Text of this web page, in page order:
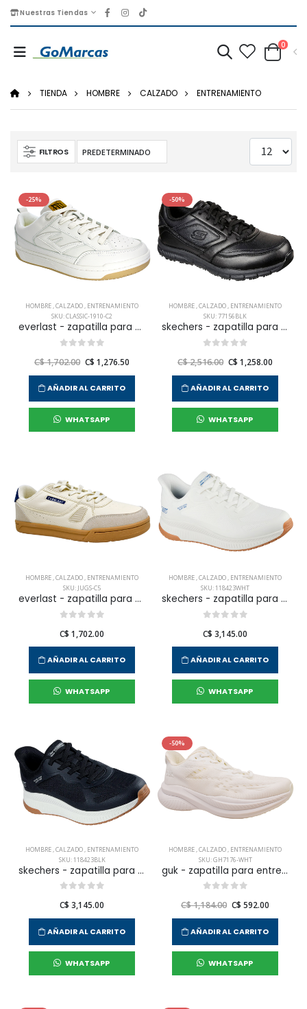
Nuestras Tiendas
0
TIENDA HOMBRE CALZADO ENTRENAMIENTO
FILTROS
-25%
HOMBRE,CALZADO, ENTRENAMIENTO
SKU: CLASSIC-1910-C2
everlast - zapatilla para entrenamiento classic para hombre
C$ 1,702.00 C$ 1,276.50
AÑADIR AL CARRITO
WHATSAPP
-50%
HOMBRE,CALZADO, ENTRENAMIENTO
SKU: 77156BLK
skechers - zapatilla para entrenamiento nampa para hombre
C$ 2,516.00 C$ 1,258.00
AÑADIR AL CARRITO
WHATSAPP
HOMBRE,CALZADO, ENTRENAMIENTO
SKU: JUGS-C5
everlast - zapatilla para entrenamiento jugs para hombre
C$ 1,702.00
AÑADIR AL CARRITO
WHATSAPP
HOMBRE,CALZADO, ENTRENAMIENTO
SKU: 118423WHT
skechers - zapatilla para entrenamiento bobs squad 4 para hombre
C$ 3,145.00
AÑADIR AL CARRITO
WHATSAPP
HOMBRE,CALZADO, ENTRENAMIENTO
SKU: 118423BLK
skechers - zapatilla para entrenamiento bobs squad 4 para hombre
C$ 3,145.00
AÑADIR AL CARRITO
WHATSAPP
-50%
HOMBRE,CALZADO, ENTRENAMIENTO
SKU: GH7176-WHT
guk - zapatilla para entrenar gh7176 para hombre
C$ 1,184.00 C$ 592.00
AÑADIR AL CARRITO
WHATSAPP